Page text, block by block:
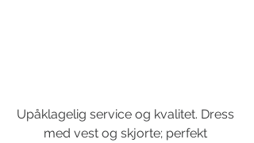
Upåklagelig service og kvalitet. Dress
med vest og skjorte; perfekt